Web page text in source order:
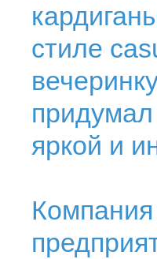
стиле
придумал
яркой и